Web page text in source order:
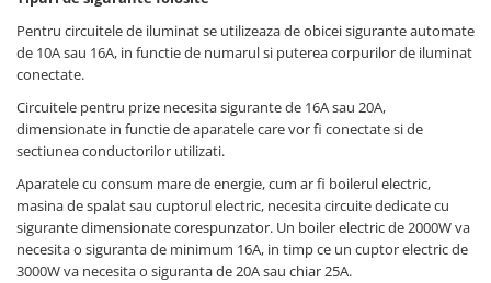
Pentru circuitele de iluminat se utilizeaza de obicei sigurante automate
de 10A sau 16A, in functie de numarul si puterea corpurilor de iluminat
conectate.
Circuitele pentru prize necesita sigurante de 16A sau 20A,
dimensionate in functie de aparatele care vor fi conectate si de
sectiunea conductorilor utilizati.
Aparatele cu consum mare de energie, cum ar fi boilerul electric,
masina de spalat sau cuptorul electric, necesita circuite dedicate cu
sigurante dimensionate corespunzator. Un boiler electric de 2000W va
necesita o siguranta de minimum 16A, in timp ce un cuptor electric de
3000W va necesita o siguranta de 20A sau chiar 25A.